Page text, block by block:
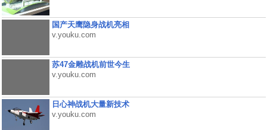
国产天鹰隐身战机亮相
v.youku.com
苏47金雕战机前世今生
v.youku.com
日心神战机大量新技术
v.youku.com